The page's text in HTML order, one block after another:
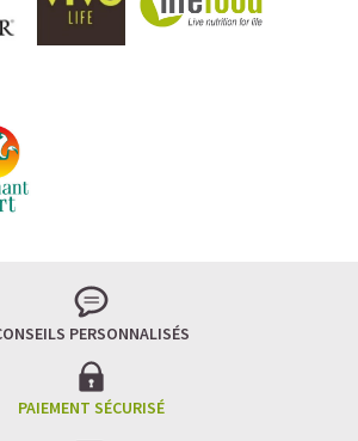
PERSONNALISÉS
PAIEMENT SÉCURISÉ